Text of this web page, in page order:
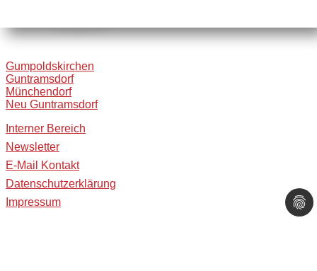
Gumpoldskirchen
Guntramsdorf
Münchendorf
Neu Guntramsdorf
Interner Bereich
Newsletter
E-Mail Kontakt
Datenschutzerklärung
Impressum